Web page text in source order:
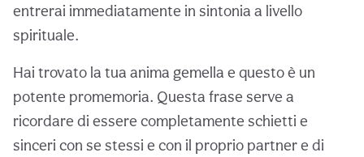
entrerai immediatamente in sintonia a livello
spirituale.
Hai trovato la tua anima gemella e questo è un
potente promemoria. Questa frase serve a
ricordare di essere completamente schietti e
sinceri con se stessi e con il proprio partner e di